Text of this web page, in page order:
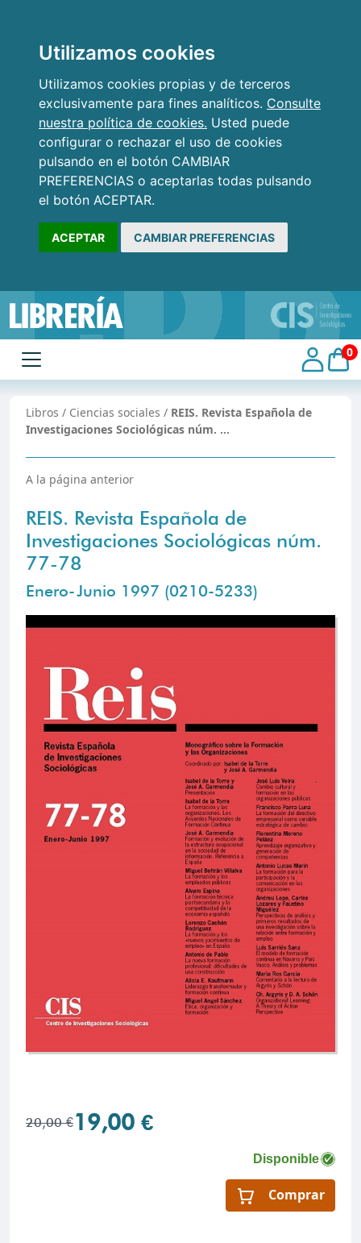
Utilizamos cookies
Utilizamos cookies propias y de terceros
exclusivamente para fines analíticos. Consulte
nuestra política de cookies. Usted puede
configurar o rechazar el uso de cookies
pulsando en el botón CAMBIAR
PREFERENCIAS o aceptarlas todas pulsando
el botón ACEPTAR.
ACEPTAR CAMBIAR PREFERENCIAS
0
Libros / Ciencias sociales / REIS. Revista Española de
Investigaciones Sociológicas núm. …
A la página anterior
REIS. Revista Española de
Investigaciones Sociológicas núm.
77-78
Enero-Junio 1997 (0210-5233)
20,00 €19,00 €
Disponible
Comprar